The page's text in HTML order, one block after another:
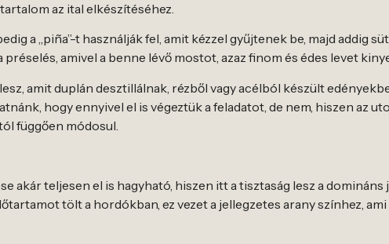
az ital elkészítéséhez.
a „piña”-t használják fel, amit kézzel gyűjtenek be, majd addig
amivel a benne lévő mostot, azaz finom és édes levet
amit duplán desztillálnak, rézből vagy acélból készült
hogy ennyivel el is végeztük a feladatot, de nem, hiszen az
függően módosul.
akár teljesen el is hagyható, hiszen itt a tisztaság lesz a domináns
tölt a hordókban, ez vezet a jellegzetes arany színhez,